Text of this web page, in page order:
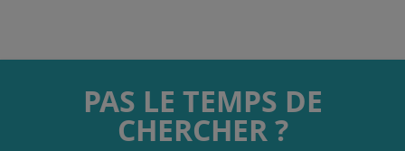
PAS LE TEMPS DE
CHERCHER ?